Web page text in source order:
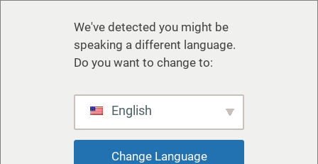
We've detected you might be
speaking a different language.
Do you want to change to:
English
Change Language